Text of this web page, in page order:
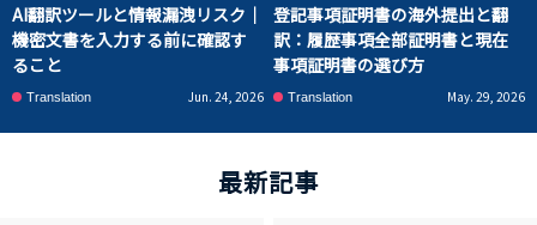
AI翻訳ツールと情報漏洩リスク｜
機密文書を入力する前に確認す
ること
Translation Jun. 24, 2026
登記事項証明書の海外提出と翻
訳：履歴事項全部証明書と現在
事項証明書の選び方
Translation May. 29, 2026
最新記事